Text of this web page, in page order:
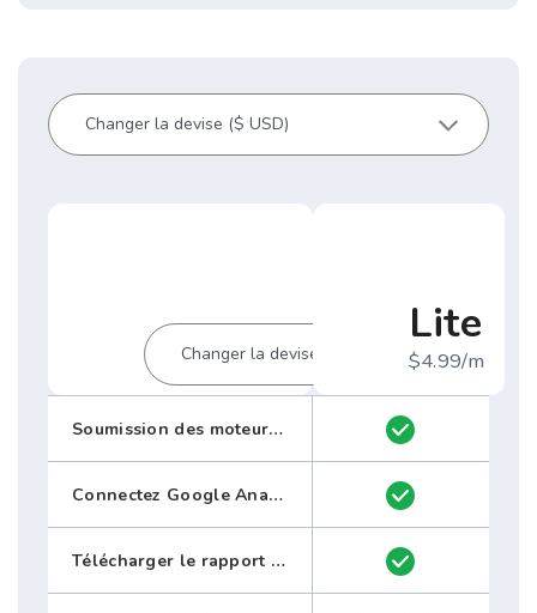
Soumission des moteurs de recherche
Connectez Google Analytics
Télécharger le rapport SEO au format PDF
Lite
$4.99/m